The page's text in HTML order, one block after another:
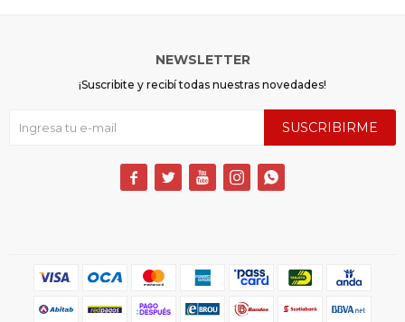
NEWSLETTER
¡Suscribite y recibí todas nuestras novedades!
SUSCRIBIRME
    